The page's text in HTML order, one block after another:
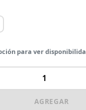
para ver
AGREGAR